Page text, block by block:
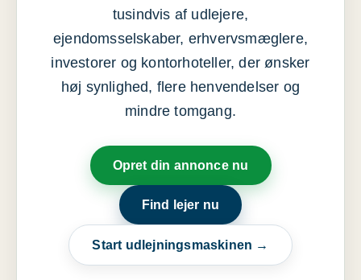
tusindvis af udlejere,
ejendomsselskaber, erhvervsmæglere,
investorer og kontorhoteller, der ønsker
høj synlighed, flere henvendelser og
mindre tomgang.
Opret din annonce nu
Find lejer nu
Start udlejningsmaskinen →